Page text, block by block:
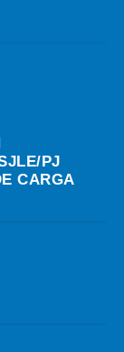
PJ
CARGA